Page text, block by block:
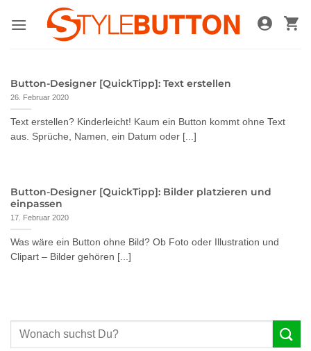
Inhalt
Button-Designer [QuickTipp]: Text erstellen
26. Februar 2020
Text erstellen? Kinderleicht! Kaum ein Button kommt ohne Text
aus. Sprüche, Namen, ein Datum oder [...]
Button-Designer [QuickTipp]: Bilder platzieren und
einpassen
17. Februar 2020
Was wäre ein Button ohne Bild? Ob Foto oder Illustration und
Clipart – Bilder gehören [...]